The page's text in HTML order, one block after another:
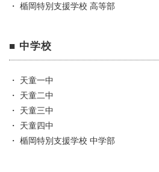
・ 楯岡特別支援学校 高等部
■ 中学校
・ 天童一中
・ 天童二中
・ 天童三中
・ 天童四中
・ 楯岡特別支援学校 中学部